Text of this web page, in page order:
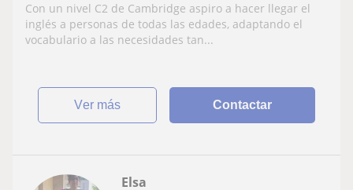
Con un nivel C2 de Cambridge aspiro a hacer llegar el
inglés a personas de todas las edades, adaptando el
vocabulario a las necesidades tan...
ver más Contactar
Elsa